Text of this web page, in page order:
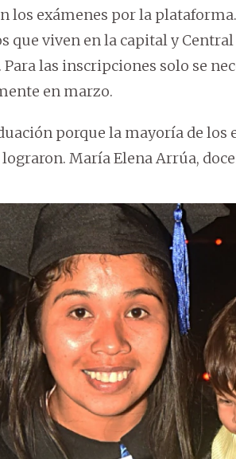
los exámenes por la
que viven en la capital y
las inscripciones solo se
en marzo.
porque la mayoría de los
María Elena Arrúa,